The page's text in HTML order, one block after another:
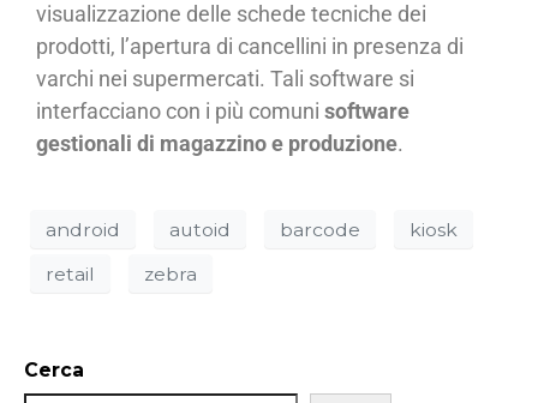
visualizzazione delle schede tecniche dei
prodotti, l’apertura di cancellini in presenza di
varchi nei supermercati. Tali software si
interfacciano con i più comuni software
gestionali di magazzino e produzione.
android autoid barcode
kiosk
retail
zebra
Cerca